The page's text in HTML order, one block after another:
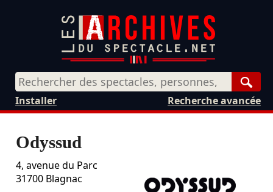
Recherche avancée
Installer
Odyssud
4, avenue du Parc
31700 Blagnac